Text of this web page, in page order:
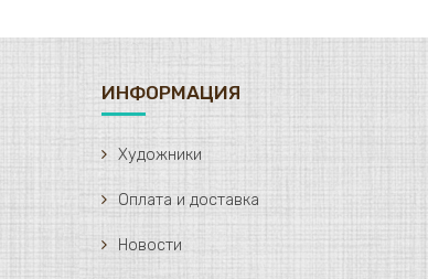
ИНФОРМАЦИЯ
Художники
Оплата и доставка
Новости